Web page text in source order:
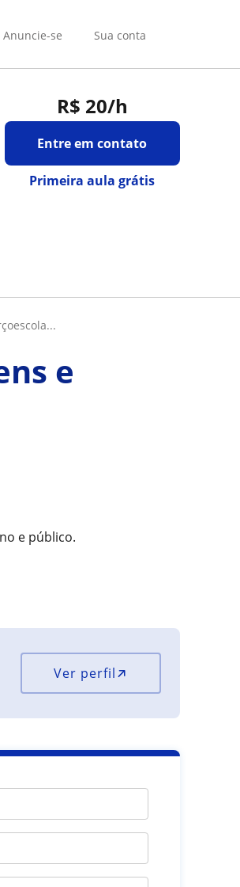
Anuncie-se Sua conta
R$ 20/h
Entre em contato
Primeira aula grátis
e
e público.
Ver perfil